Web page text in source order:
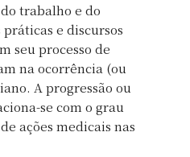
trabalho e do
e discursos
seu processo de
na ocorrência (ou
A progressão ou
se com o grau
ações medicais nas